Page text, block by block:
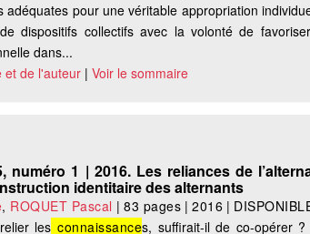
pour une véritable appropriation
dispositifs collectifs avec la volonté de
dans...
et de l'auteur |Voir le sommaire
numéro 1 | 2016. Les reliances de
identitaire des alternants
, ROQUET Pascal |83 pages |2016 |
les connaissances, suffirait-il de co-opérer ?